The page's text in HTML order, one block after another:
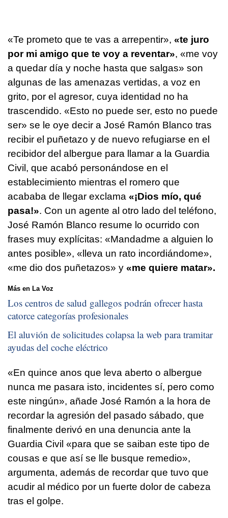
«Te prometo que te vas a arrepentir», «te juro
por mi amigo que te voy a reventar», «me voy
a quedar día y noche hasta que salgas» son
algunas de las amenazas vertidas, a voz en
grito, por el agresor, cuya identidad no ha
trascendido. «Esto no puede ser, esto no puede
ser» se le oye decir a José Ramón Blanco tras
recibir el puñetazo y de nuevo refugiarse en el
recibidor del albergue para llamar a la Guardia
Civil, que acabó personándose en el
establecimiento mientras el romero que
acababa de llegar exclama «¡Dios mío, qué
pasa!». Con un agente al otro lado del teléfono,
José Ramón Blanco resume lo ocurrido con
frases muy explícitas: «Mandadme a alguien lo
antes posible», «lleva un rato incordiándome»,
«me dio dos puñetazos» y «me quiere matar».
Más en La Voz
Los centros de salud gallegos podrán ofrecer hasta
catorce categorías profesionales
El aluvión de solicitudes colapsa la web para tramitar
ayudas del coche eléctrico
«En quince anos que leva aberto o albergue
nunca me pasara isto, incidentes sí, pero como
este ningún», añade José Ramón a la hora de
recordar la agresión del pasado sábado, que
finalmente derivó en una denuncia ante la
Guardia Civil «para que se saiban este tipo de
cousas e que así se lle busque remedio»,
argumenta, además de recordar que tuvo que
acudir al médico por un fuerte dolor de cabeza
tras el golpe.